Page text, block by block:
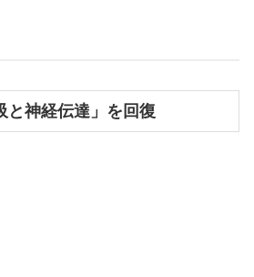
と神経伝達」を回復